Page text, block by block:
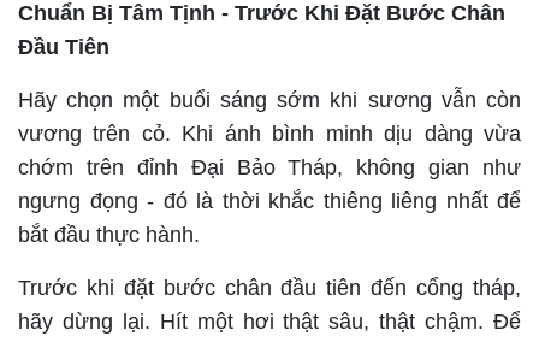
Chuẩn Bị Tâm Tịnh - Trước Khi Đặt Bước Chân
Đầu Tiên
Hãy chọn một buổi sáng sớm khi sương vẫn còn
vương trên cỏ. Khi ánh bình minh dịu dàng vừa
chớm trên đỉnh Đại Bảo Tháp, không gian như
ngưng đọng - đó là thời khắc thiêng liêng nhất để
bắt đầu thực hành.
Trước khi đặt bước chân đầu tiên đến cổng tháp,
hãy dừng lại. Hít một hơi thật sâu, thật chậm. Để